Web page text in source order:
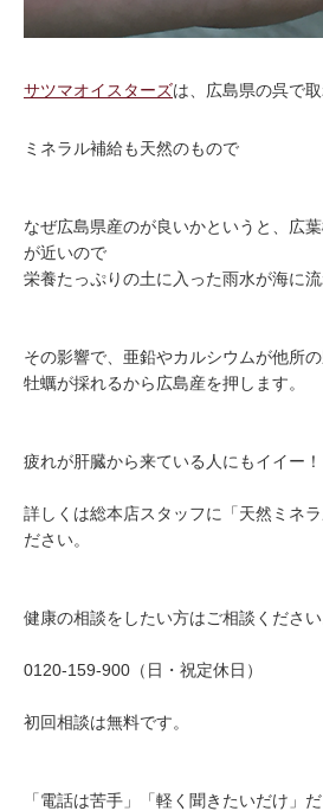
サツマオイスターズは、広島県の呉で
ミネラル補給も天然のもので
なぜ広島県産のが良いかというと、広
が近いので
栄養たっぷりの土に入った雨水が海に流
その影響で、亜鉛やカルシウムが他所
牡蠣が採れるから広島産を押します。
疲れが肝臓から来ている人にもイイー！
詳しくは総本店スタッフに「天然ミネ
ださい。
健康の相談をしたい方はご相談ください
0120-159-900（日・祝定休日）
初回相談は無料です。
「電話は苦手」「軽く聞きたいだけ」